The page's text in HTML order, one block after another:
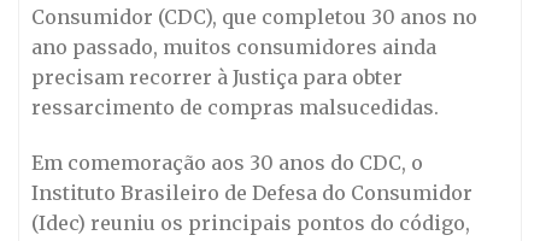
Consumidor (CDC), que completou 30 anos no
ano passado, muitos consumidores ainda
precisam recorrer à Justiça para obter
ressarcimento de compras malsucedidas.
Em comemoração aos 30 anos do CDC, o
Instituto Brasileiro de Defesa do Consumidor
(Idec) reuniu os principais pontos do código,